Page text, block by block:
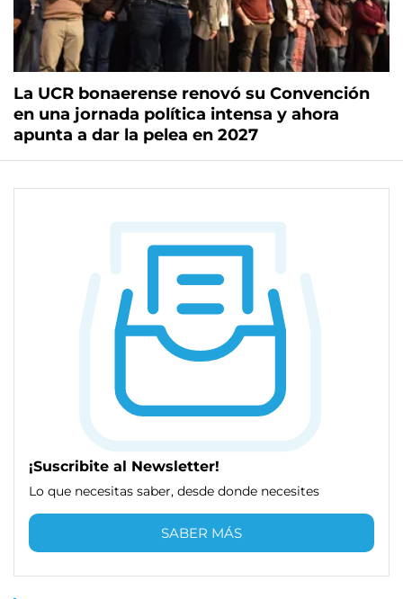
La UCR bonaerense renovó su Convención
en una jornada política intensa y ahora
apunta a dar la pelea en 2027
¡Suscribite al Newsletter!
Lo que necesitas saber, desde donde necesites
SABER MÁS